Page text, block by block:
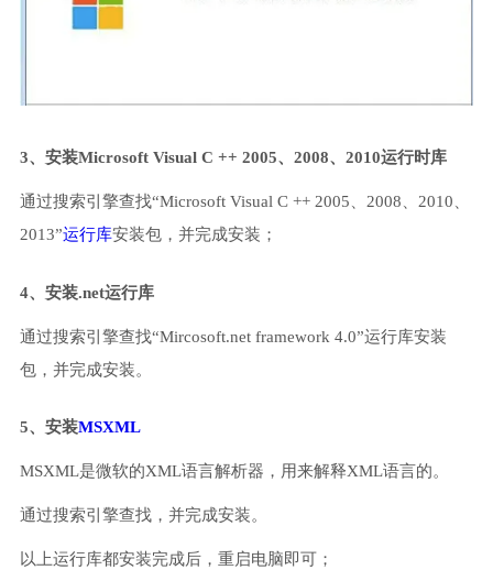
3、安装Microsoft Visual C ++ 2005、2008、2010运行时库
通过搜索引擎查找“Microsoft Visual C ++ 2005、2008、2010、
2013”运行库安装包，并完成安装；
4、安装.net运行库
通过搜索引擎查找“Mircosoft.net framework 4.0”运行库安装
包，并完成安装。
5、安装MSXML
MSXML是微软的XML语言解析器，用来解释XML语言的。
通过搜索引擎查找，并完成安装。
以上运行库都安装完成后，重启电脑即可；